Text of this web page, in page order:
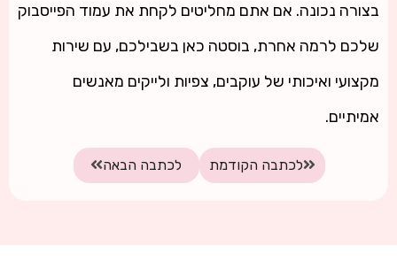
בצורה נכונה. אם אתם מחליטים לקחת את עמוד הפייסבוק
שלכם לרמה אחרת, בוסטה כאן בשבילכם, עם שירות
מקצועי ואיכותי של עוקבים, צפיות ולייקים מאנשים
אמיתיים.
לכתבה הקודמת לכתבה הבאה